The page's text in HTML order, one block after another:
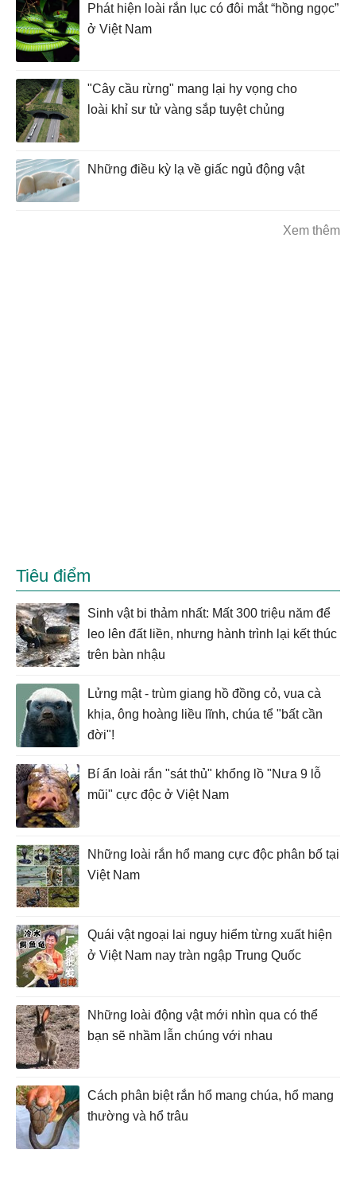
Phát hiện loài rắn lục có đôi mắt “hồng ngọc”
ở Việt Nam
"Cây cầu rừng" mang lại hy vọng cho
loài khỉ sư tử vàng sắp tuyệt chủng
Những điều kỳ lạ về giấc ngủ động vật
Xem thêm
Tiêu điểm
Sinh vật bi thảm nhất: Mất 300 triệu năm để
leo lên đất liền, nhưng hành trình lại kết thúc
trên bàn nhậu
Lửng mật - trùm giang hồ đồng cỏ, vua cà
khịa, ông hoàng liều lĩnh, chúa tể "bất cần
đời"!
Bí ẩn loài rắn "sát thủ" khổng lồ "Nưa 9 lỗ
mũi" cực độc ở Việt Nam
Những loài rắn hổ mang cực độc phân bố tại
Việt Nam
Quái vật ngoại lai nguy hiểm từng xuất hiện
ở Việt Nam nay tràn ngập Trung Quốc
Những loài động vật mới nhìn qua có thể
bạn sẽ nhầm lẫn chúng với nhau
Cách phân biệt rắn hổ mang chúa, hổ mang
thường và hổ trâu